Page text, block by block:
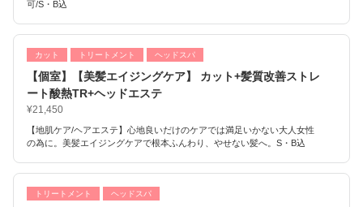
可/S・B込
カット トリートメント ヘッドスパ
【個室】【美髪エイジングケア】 カット+髪質改善ストレ
ート酸熱TR+ヘッドエステ
¥21,450
【地肌ケア/ヘアエステ】心地良いだけのケアでは満足いかない大人女性
の為に。美髪エイジングケアで根本ふんわり、やせない髪へ。S・B込
トリートメント ヘッドスパ